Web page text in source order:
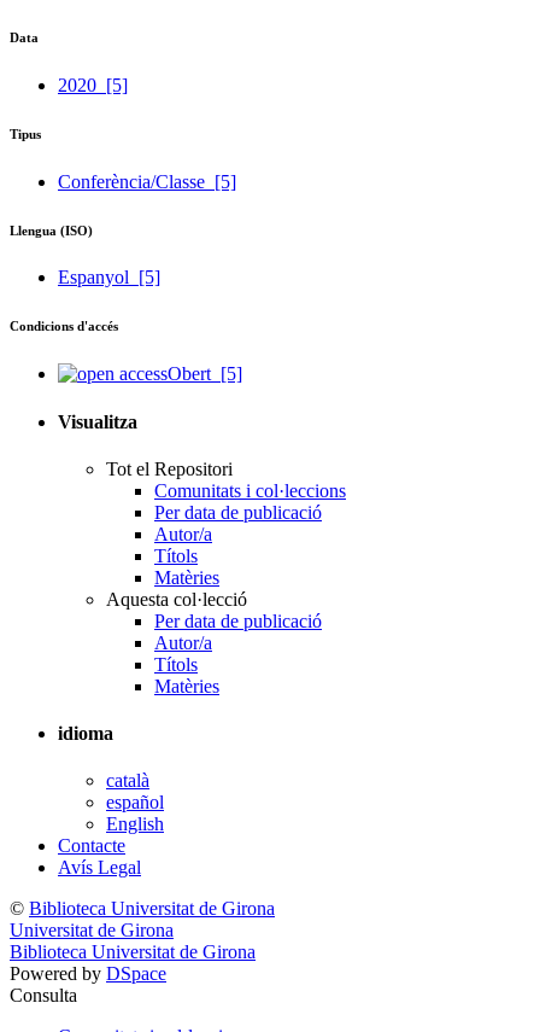
Data
2020 [5]
Tipus
Conferència/Classe [5]
Llengua (ISO)
Espanyol [5]
Condicions d'accés
Obert [5]
Visualitza
Tot el Repositori
Comunitats i col·leccions
Per data de publicació
Autor/a
Títols
Matèries
Aquesta col·lecció
Per data de publicació
Autor/a
Títols
Matèries
idioma
català
español
English
Contacte
Avís Legal
© Biblioteca Universitat de Girona
Universitat de Girona
Biblioteca Universitat de Girona
Powered by DSpace
Consulta